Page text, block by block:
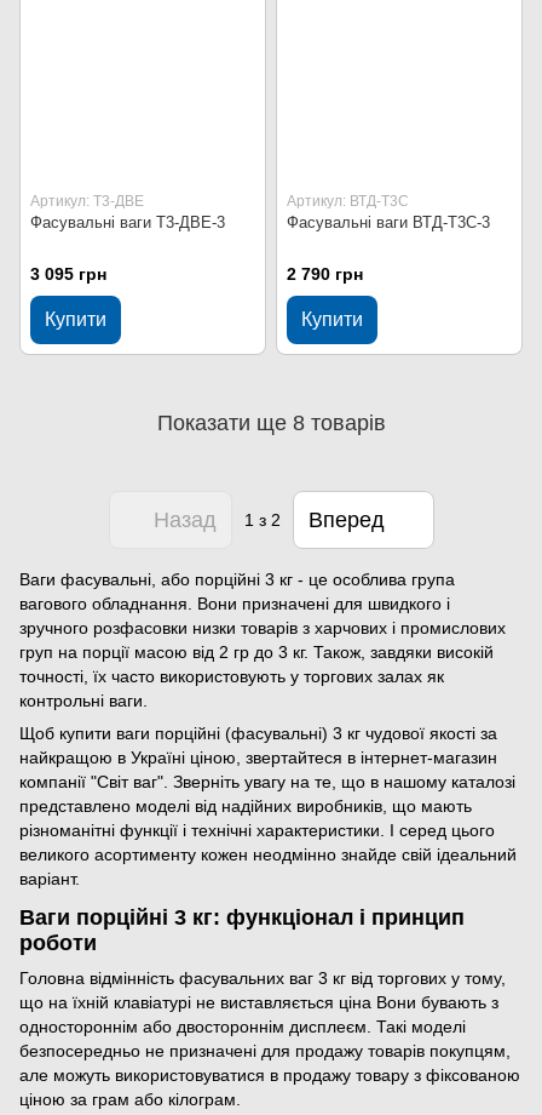
Артикул: Т3-ДВЕ
Фасувальні ваги Т3-ДВЕ-3
3 095 грн
Купити
Артикул: ВТД-Т3С
Фасувальні ваги ВТД-Т3С-3
2 790 грн
Купити
Показати ще 8 товарів
Назад 1з 2 Вперед
Ваги фасувальні, або порційні 3 кг - це особлива група
вагового обладнання. Вони призначені для швидкого і
зручного розфасовки низки товарів з харчових і промислових
груп на порції масою від 2 гр до 3 кг. Також, завдяки високій
точності, їх часто використовують у торгових залах як
контрольні ваги.
Щоб купити ваги порційні (фасувальні) 3 кг чудової якості за
найкращою в Україні ціною, звертайтеся в інтернет-магазин
компанії "Світ ваг". Зверніть увагу на те, що в нашому каталозі
представлено моделі від надійних виробників, що мають
різноманітні функції і технічні характеристики. І серед цього
великого асортименту кожен неодмінно знайде свій ідеальний
варіант.
Ваги порційні 3 кг: функціонал і принцип
роботи
Головна відмінність фасувальних ваг 3 кг від торгових у тому,
що на їхній клавіатурі не виставляється ціна Вони бувають з
одностороннім або двостороннім дисплеєм. Такі моделі
безпосередньо не призначені для продажу товарів покупцям,
але можуть використовуватися в продажу товару з фіксованою
ціною за грам або кілограм.